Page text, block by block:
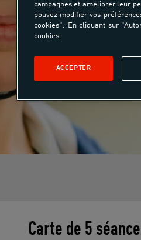
Carte de 5
campagnes et améliorer leur
pouvez modifier vos
cookies". En cliquant sur
cookies.
ACCEPTER